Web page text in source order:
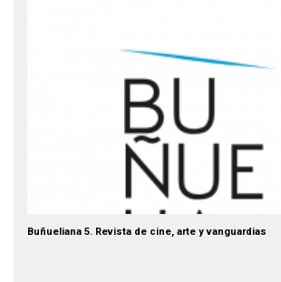
Buñueliana 5. Revista de cine, arte y vanguardias